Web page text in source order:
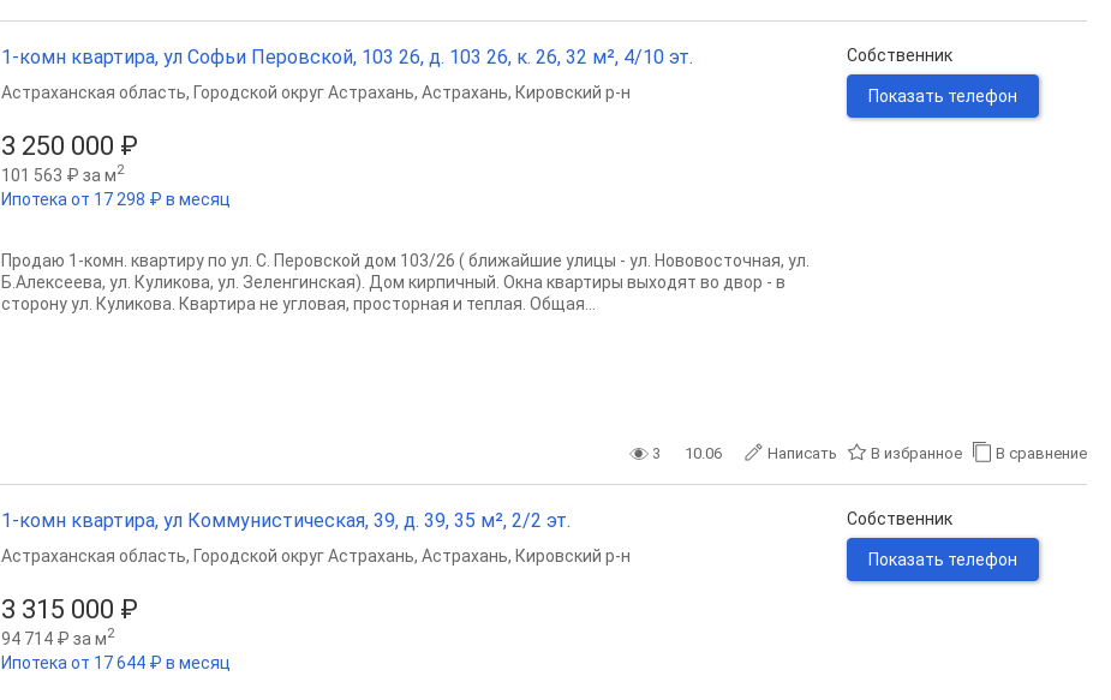
1-комн квартира, ул Софьи Перовской, 103 26, д. 103 26, к. 26, 32 м², 4/10 эт.
3 250 000 ₽
101 563 ₽ за м2
Ипотека от 17 298 ₽ в месяц
Астраханская область, Городской округ Астрахань, Астрахань, Кировский р-н
Продаю 1-комн. квартиру по ул. С. Перовской дом 103/26 ( ближайшие улицы - ул. Нововосточная, ул.
Б.Алексеева, ул. Куликова, ул. Зеленгинская). Дом кирпичный. Окна квартиры выходят во двор - в
сторону ул. Куликова. Квартира не угловая, просторная и теплая. Общая...
Собственник
Показать телефон
3 10.06 Написать В избранное В сравнение
1-комн квартира, ул Коммунистическая, 39, д. 39, 35 м², 2/2 эт.
3 315 000 ₽
94 714 ₽ за м2
Ипотека от 17 644 ₽ в месяц
Астраханская область, Городской округ Астрахань, Астрахань, Кировский р-н
Собственник
Показать телефон